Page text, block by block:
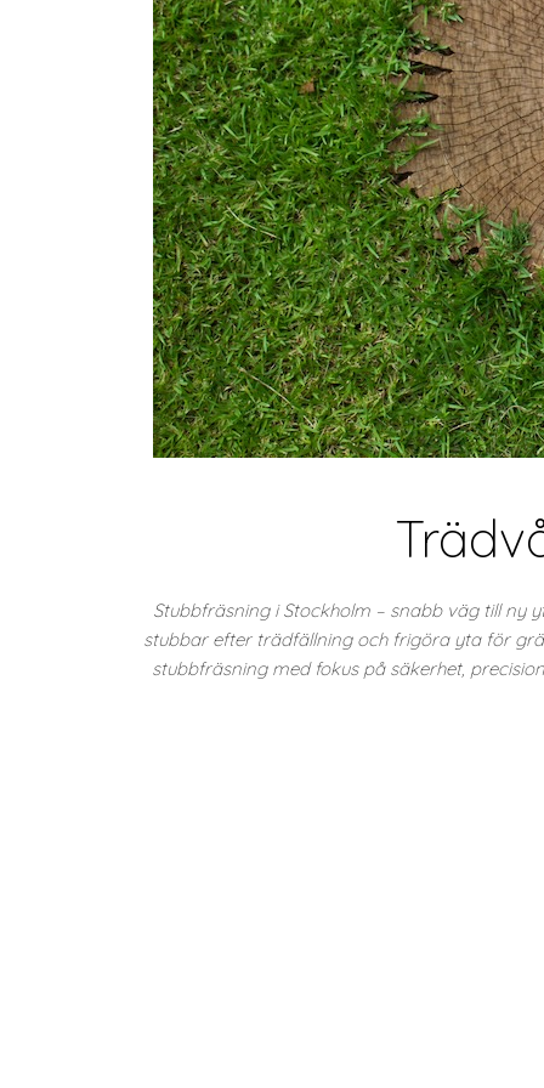
Stubbfräsning i Stockholm – snabb väg till
stubbar efter trädfällning och frigöra yta för
stubbfräsning med fokus på säkerhet,